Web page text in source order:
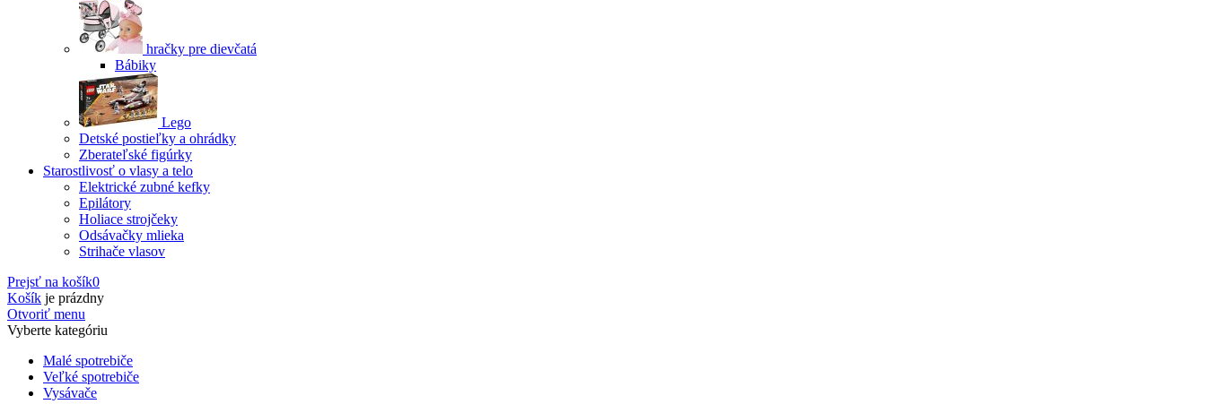
hračky pre dievčatá
Bábiky
Lego
Detské postieľky a ohrádky
Zberateľské figúrky
Starostlivosť o vlasy a telo
Elektrické zubné kefky
Epilátory
Holiace strojčeky
Odsávačky mlieka
Strihače vlasov
Prejsť na košík0
Košík je prázdny
Otvoriť menu
Vyberte kategóriu
Malé spotrebiče
Veľké spotrebiče
Vysávače